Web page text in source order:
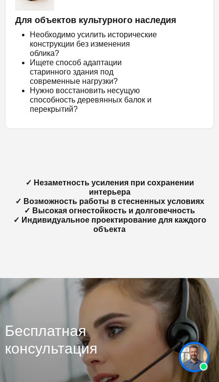
Для объектов культурного наследия
Необходимо усилить исторические
конструкции без изменения
облика?
Ищете способ адаптации
старинного здания под
современные нагрузки?
Нужно восстановить несущую
способность деревянных балок и
перекрытий?
✓ Незаметность усиления при сохранении
интерьера
✓ Возможность работы в стесненных условиях
✓ Высокая огнестойкость и долговечность
✓ Индивидуальное проектирование для каждого
объекта
Бесплатная
консультация